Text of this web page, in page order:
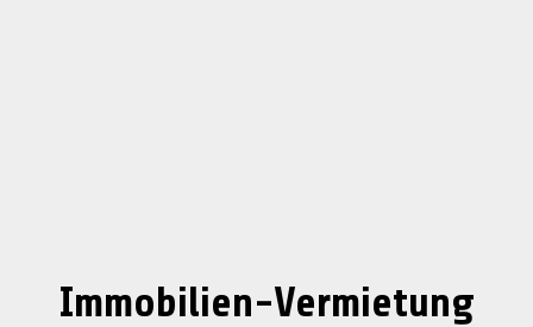
Immobilien-Vermietung